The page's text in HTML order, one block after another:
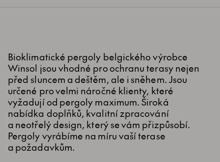
Bioklimatické pergoly belgického výrobce
Winsol jsou vhodné pro ochranu terasy nejen
před sluncem a deštěm, ale i sněhem. Jsou
určené pro velmi náročné klienty, které
vyžadují od pergoly maximum. Široká
nabídka doplňků, kvalitní zpracování
a neotřelý design, který se vám přizpůsobí.
Pergoly vyrábíme na míru vaší terase
a požadavkům.